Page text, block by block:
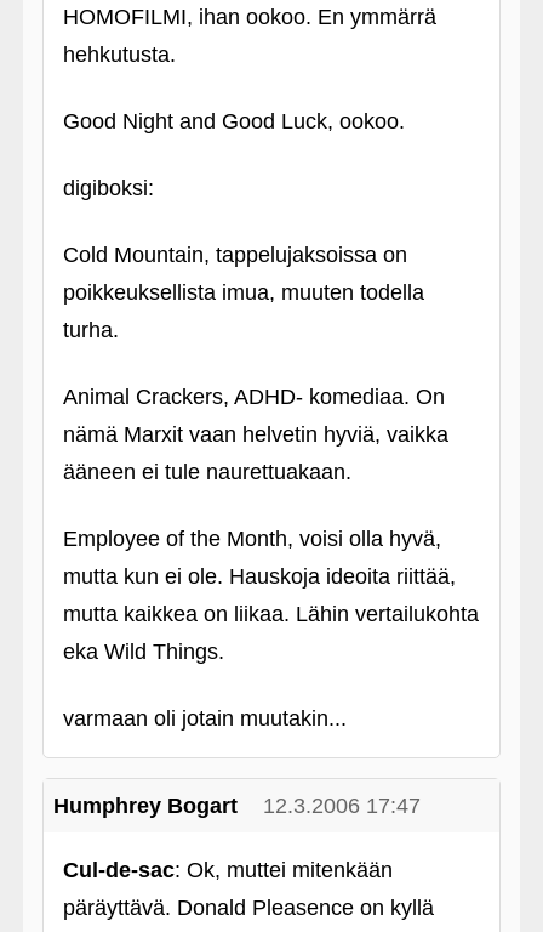
HOMOFILMI, ihan ookoo. En ymmärrä
hehkutusta.
Good Night and Good Luck, ookoo.
digiboksi:
Cold Mountain, tappelujaksoissa on
poikkeuksellista imua, muuten todella
turha.
Animal Crackers, ADHD- komediaa. On
nämä Marxit vaan helvetin hyviä, vaikka
ääneen ei tule naurettuakaan.
Employee of the Month, voisi olla hyvä,
mutta kun ei ole. Hauskoja ideoita riittää,
mutta kaikkea on liikaa. Lähin vertailukohta
eka Wild Things.
varmaan oli jotain muutakin...
Humphrey Bogart 12.3.2006 17:47
Cul-de-sac: Ok, muttei mitenkään
päräyttävä. Donald Pleasence on kyllä